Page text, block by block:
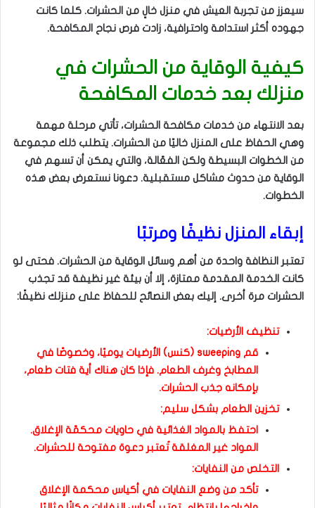
سيعزز من تجربة العيش في منزل خالٍ من الحشرات. كلما كانت
جهوده أكثر استدامة واحترافية، زادت فرص نجاح المكافحة.
كيفية الوقاية من الحشرات في
منزلك بعد خدمات المكافحة
بعد الانتهاء من خدمات مكافحة الحشرات، تأتي مرحلة مهمة
وهي الحفاظ على المنزل خاليًا من الحشرات. يتطلب ذلك مجموعة
من الخطوات البسيطة ولكن الفعّالة، والتي يمكن أن تسهم في
الوقاية من حدوث مشاكل مستقبلية. دعونا نستعرض بعض هذه
الخطوات.
إبقاء المنزل نظيفًا ومرتبًا
تعتبر النظافة واحدة من أهم وسائل الوقاية من الحشرات. فحتى لو
كانت الخدمة المقدمة ممتازة، إلا أن بيئة غير نظيفة قد تجذب
الحشرات مرة أخرى. إليك بعض النصائح للحفاظ على منزلك نظيفًا:
تنظيف الأرضيات:
قم sweeping (كنس) الأرضيات يوميًا، وخصوصًا في
المطابخ وغرف الطعام. فإذا كان هناك أية فتات طعام،
بإمكانه جذب الحشرات.
تخزين الطعام بشكل سليم:
احتفظ بالمواد الغذائية في حاويات محكمّة الإغلاق.
المواد غير المغلقة تُعتبر دعوة مفتوحة للحشرات.
التخلص من النفايات:
تأكد من وضع النفايات في أكياس محكمة الإغلاق